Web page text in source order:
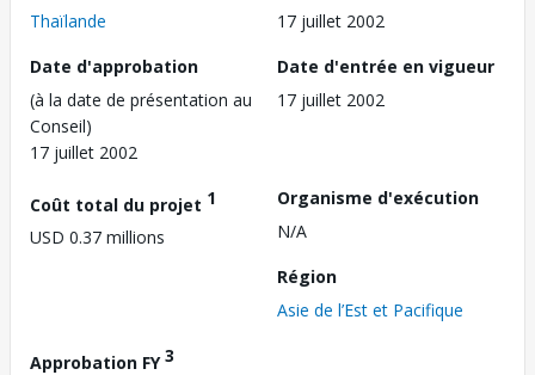
Thaïlande
17 juillet 2002
Date d'approbation
(à la date de présentation au
Conseil)
17 juillet 2002
Date d'entrée en vigueur
17 juillet 2002
Coût total du projet 1
USD 0.37 millions
Organisme d'exécution
N/A
Région
Asie de l’Est et Pacifique
Approbation FY3